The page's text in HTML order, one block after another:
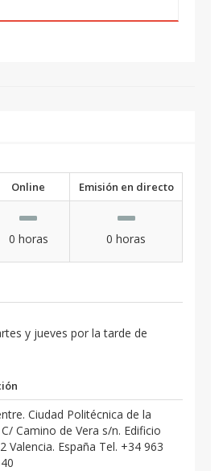
Online Emisión en directo
0 horas 0 horas
y jueves por la tarde de
Ciudad Politécnica de la
Camino de Vera s/n. Edificio
Valencia. España Tel. +34 963